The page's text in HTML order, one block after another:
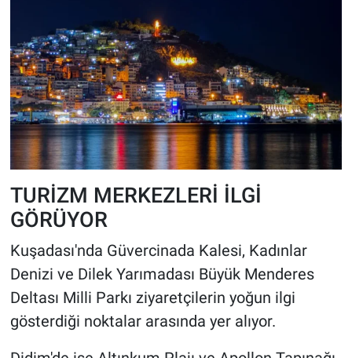
TURİZM MERKEZLERİ İLGİ
GÖRÜYOR
Kuşadası'nda Güvercinada Kalesi, Kadınlar
Denizi ve Dilek Yarımadası Büyük Menderes
Deltası Milli Parkı ziyaretçilerin yoğun ilgi
gösterdiği noktalar arasında yer alıyor.